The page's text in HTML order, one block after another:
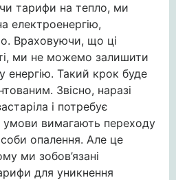
тарифи на тепло, ми
електроенергію,
Враховуючи, що ці
ми не можемо залишити
енергію. Такий крок буде
Звісно, наразі
і потребує
умови вимагають переходу
опалення. Але це
ми зобов’язані
для уникнення